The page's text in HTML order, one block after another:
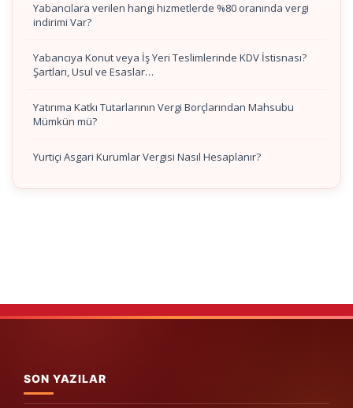
Yabancılara verilen hangi hizmetlerde %80 oranında vergi
indirimi Var?
Yabancıya Konut veya İş Yeri Teslimlerinde KDV İstisnası?
Şartları, Usul ve Esaslar…
Yatırıma Katkı Tutarlarının Vergi Borçlarından Mahsubu
Mümkün mü?
Yurtiçi Asgari Kurumlar Vergisi Nasıl Hesaplanır?
SON YAZILAR